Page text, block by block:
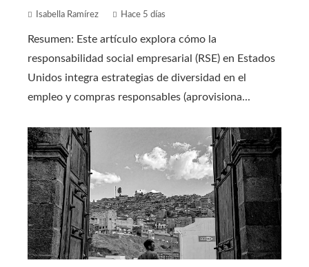
Isabella Ramírez Hace 5 días
Resumen: Este artículo explora cómo la
responsabilidad social empresarial (RSE) en Estados
Unidos integra estrategias de diversidad en el
empleo y compras responsables (aprovisiona...